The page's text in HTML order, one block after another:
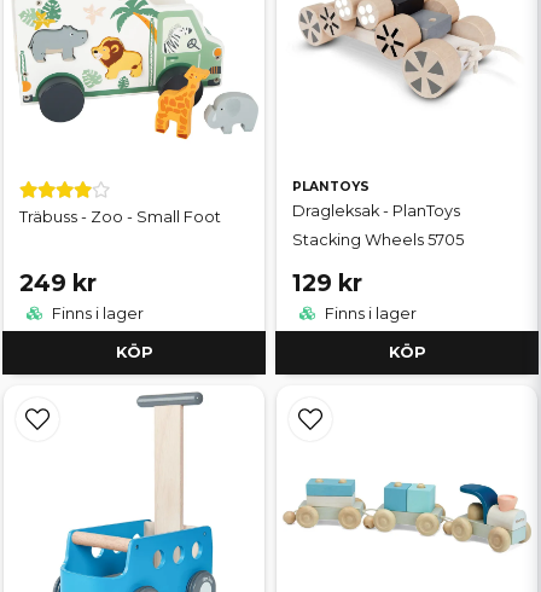
Träbuss - Zoo - Small Foot
249 kr
Finns i lager
KÖP
PLANTOYS
Dragleksak - PlanToys
Stacking Wheels 5705
129 kr
Finns i lager
KÖP